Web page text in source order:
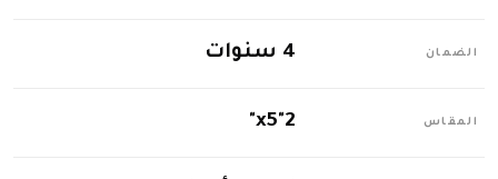
الضمان 4 سنوات
المقاس 2"x5"